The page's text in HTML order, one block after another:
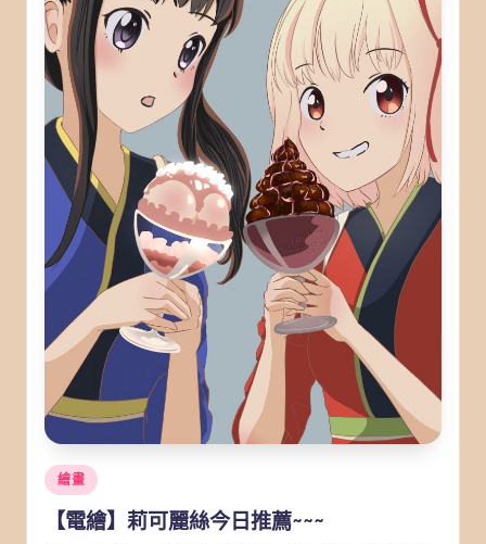
Posted
in
繪畫
【電繪】莉可麗絲今日推薦~~~